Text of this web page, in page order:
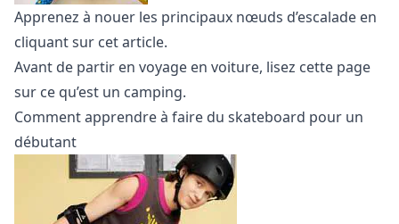
Apprenez à nouer les principaux nœuds d’escalade en
cliquant sur cet article.
Avant de partir en voyage en voiture, lisez cette page
sur ce qu’est un camping.
Comment apprendre à faire du skateboard pour un
débutant